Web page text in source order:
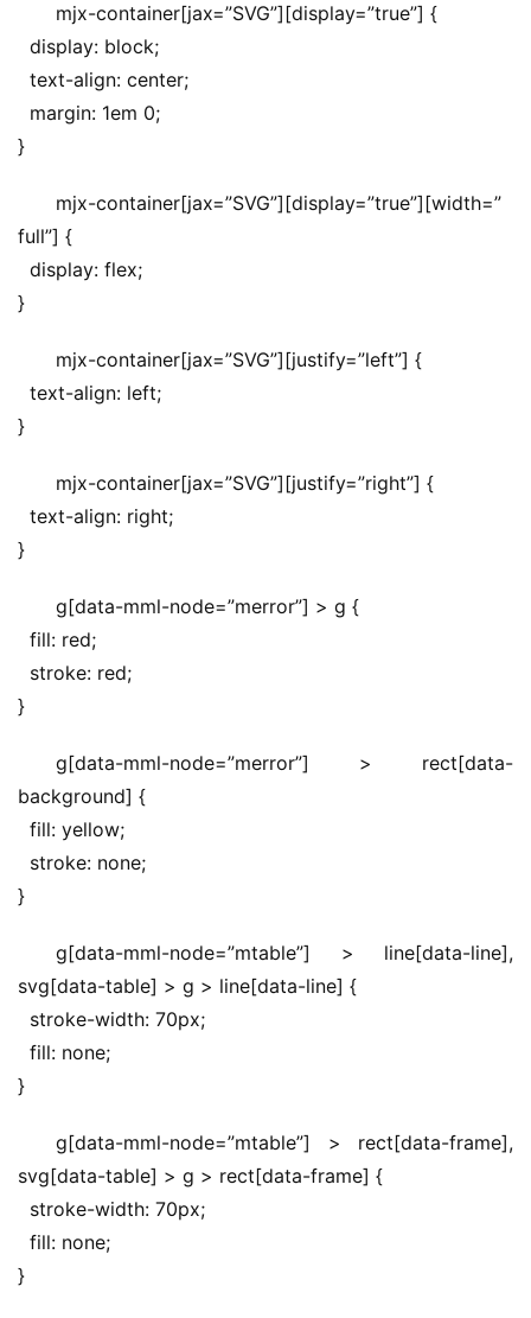
mjx-container[jax=”SVG”][display=”true”] {
  display: block;
  text-align: center;
  margin: 1em 0;
}
mjx-container[jax=”SVG”][display=”true”][width=”
full”] {
  display: flex;
}
mjx-container[jax=”SVG”][justify=”left”] {
  text-align: left;
}
mjx-container[jax=”SVG”][justify=”right”] {
  text-align: right;
}
g[data-mml-node=”merror”] > g {
  fill: red;
  stroke: red;
}
g[data-mml-node=”merror”] > rect[data-
background] {
  fill: yellow;
  stroke: none;
}
g[data-mml-node=”mtable”] > line[data-line],
svg[data-table] > g > line[data-line] {
  stroke-width: 70px;
  fill: none;
}
g[data-mml-node=”mtable”] > rect[data-frame],
svg[data-table] > g > rect[data-frame] {
  stroke-width: 70px;
  fill: none;
}